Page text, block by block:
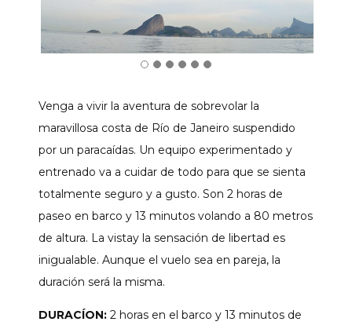
Venga a vivir la aventura de sobrevolar la
maravillosa costa de Río de Janeiro suspendido
por un paracaídas. Un equipo experimentado y
entrenado va a cuidar de todo para que se sienta
totalmente seguro y a gusto. Son 2 horas de
paseo en barco y 13 minutos volando a 80 metros
de altura. La vistay la sensación de libertad es
inigualable. Aunque el vuelo sea en pareja, la
duración será la misma.
DURACÍON: 2 horas en el barco y 13 minutos de